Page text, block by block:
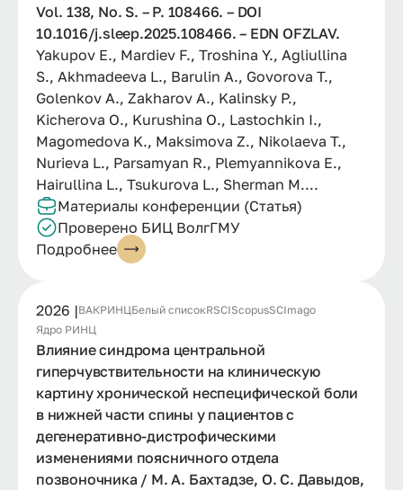
Vol. 138, No. S. – P. 108466. – DOI
10.1016/j.sleep.2025.108466. – EDN OFZLAV.
Yakupov E., Mardiev F., Troshina Y., Agliullina
S., Akhmadeeva L., Barulin A., Govorova T.,
Golenkov A., Zakharov A., Kalinsky P.,
Kicherova O., Kurushina O., Lastochkin I.,
Magomedova K., Maksimova Z., Nikolaeva T.,
Nurieva L., Parsamyan R., Plemyannikova E.,
Hairullina L., Tsukurova L., Sherman M....
Материалы конференции (Статья)
Проверено БИЦ ВолгГМУ
Подробнее
2026 |ВАКРИНЦБелый списокRSCIScopusSCImago
Ядро РИНЦ
Влияние синдрома центральной
гиперчувствительности на клиническую
картину хронической неспецифической боли
в нижней части спины у пациентов с
дегенеративно-дистрофическими
изменениями поясничного отдела
позвоночника / М. А. Бахтадзе, О. С. Давыдов,